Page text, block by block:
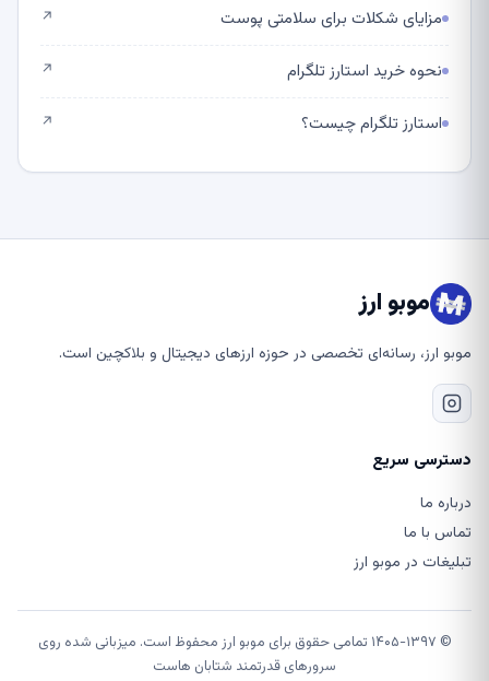
مزایای شکلات برای سلامتی پوست ↗
نحوه خرید استارز تلگرام ↗
استارز تلگرام چیست؟ ↗
موبو ارز
موبو ارز، رسانه‌ای تخصصی در حوزه ارزهای دیجیتال و بلاکچین است.
دسترسی سریع
درباره ما
تماس با ما
تبلیغات در موبو ارز
© ۱۴۰۵-۱۳۹۷ تمامی حقوق برای موبو ارز محفوظ است. میزبانی شده روی
سرورهای قدرتمند شتابان هاست